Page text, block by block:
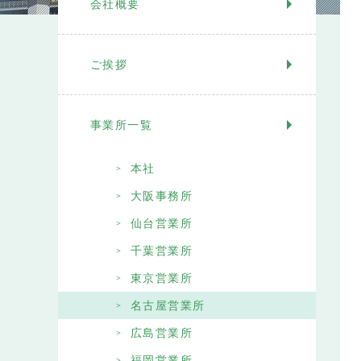
会社概要
ご挨拶
事業所一覧
本社
大阪事務所
仙台営業所
千葉営業所
東京営業所
名古屋営業所
広島営業所